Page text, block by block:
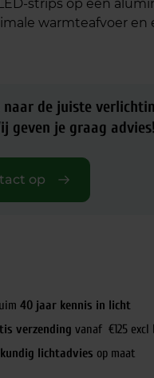
strips op een
warmteafvoer en
naar de juiste
geven je graag advies!
op
40 jaar kennis in licht
verzending vanaf €125
lichtadvies op maat